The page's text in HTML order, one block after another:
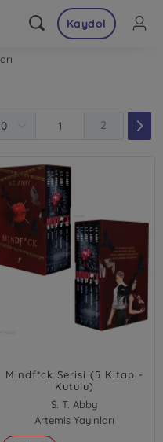
Kaydol
2
Mindf*ck Serisi (5 Kitap -
Kutulu)
S. T. Abby
Artemis Yayınları